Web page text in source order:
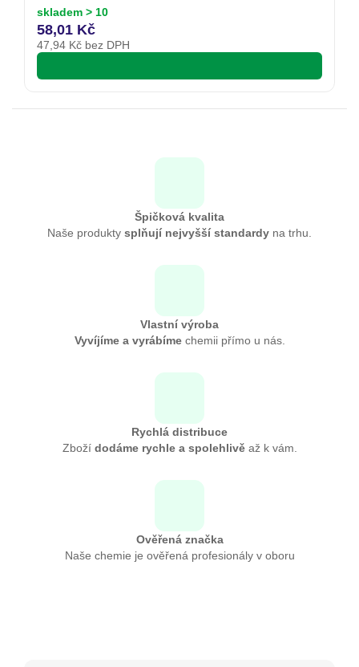
skladem > 10
58,01 Kč
47,94 Kč bez DPH
Špičková kvalita
Naše produkty splňují nejvyšší standardy na trhu.
Vlastní výroba
Vyvíjíme a vyrábímechemii přímo u nás.
Rychlá distribuce
Zboží dodáme rychle a spolehlivěaž k vám.
Ověřená značka
Naše chemie je ověřená profesionály v oboru